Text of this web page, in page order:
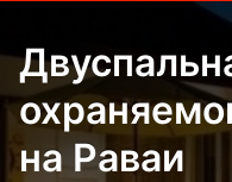
на Раваи